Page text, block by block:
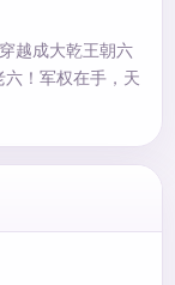
娃！女人你闪
越成大乾王朝六
！军权在手，天
，借父皇十万兵